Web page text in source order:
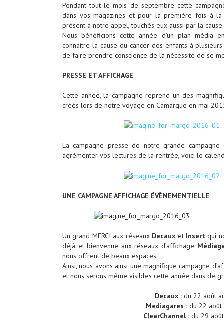
Pendant tout le mois de septembre cette
dans vos magazines et pour la première fois à
présent à notre appel, touchés eux aussi par la
Nous bénéficions cette année d’un plan média
connaître la cause du cancer des enfants à
de faire prendre conscience de la nécessité de se
PRESSE ET AFFICHAGE
Cette année, la campagne reprend un des
créés lors de notre voyage en Camargue en mai
La campagne presse de notre grande
agrémenter vos lectures de la rentrée, voici le
UNE CAMPAGNE AFFICHAGE ÉVÈNEMENTIELLE
Un grand MERCI aux réseaux Decaux et Insert qui
déjà et bienvenue aux réseaux d’affichage
nous offrent de beaux espaces.
Ainsi, nous avons ainsi une magnifique campagne
et nous serons même visibles cette année dans de
Decaux : du 22 août
Mediagares :du 22 août
ClearChannel : du 29